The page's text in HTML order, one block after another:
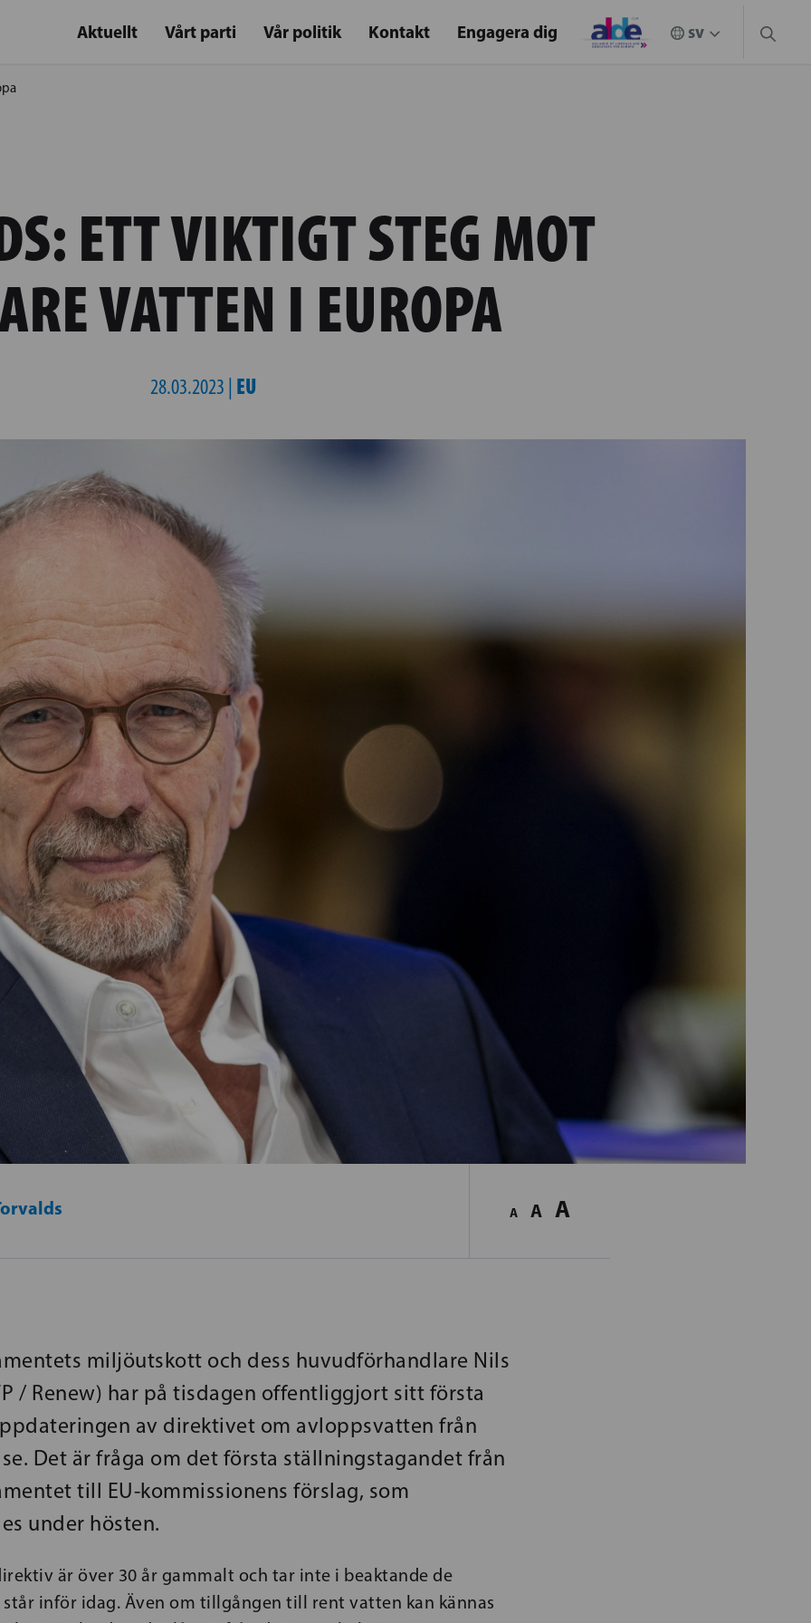
Aktuellt Vårt parti Vår politik Kontakt Engagera dig
ETT VIKTIGT STEG MOT
VATTEN I EUROPA
28.03.2023 | EU
A A A
miljöutskott och dess huvudförhandlare Nils
/ Renew) har på tisdagen offentliggjort sitt första
av direktivet om avloppsvatten från
Det är fråga om det första ställningstagandet från
till EU-kommissionens förslag, som
under hösten.
är över 30 år gammalt och tar inte i beaktande de
inför idag. Även om tillgången till rent vatten kan kännas